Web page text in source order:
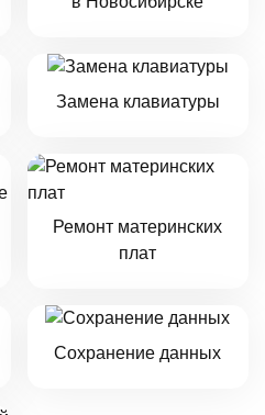
Замена клавиатуры
Ремонт материнских
плат
Сохранение данных